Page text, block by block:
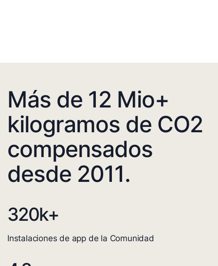
Más de 12 Mio+
kilogramos de CO2
compensados
desde 2011.
320k+
Instalaciones de app de la Comunidad